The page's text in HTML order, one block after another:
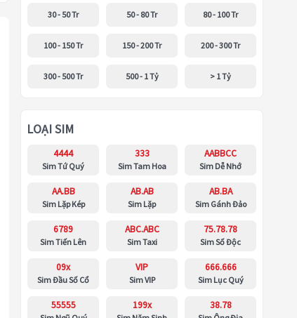
30 - 50 Tr 50 - 80 Tr 80 - 100 Tr
100 - 150 Tr 150 - 200 Tr 200 - 300 Tr
300 - 500 Tr 500 - 1 Tỷ > 1 Tỷ
LOẠI SIM
4444
Sim Tứ Quý
333
Sim Tam Hoa
AABBCC
Sim Dễ Nhớ
AA.BB
Sim Lặp Kép
AB.AB
Sim Lặp
AB.BA
Sim Gánh Đảo
6789
Sim Tiến Lên
ABC.ABC
Sim Taxi
75.78.78
Sim Số Độc
09x
Sim Đầu Số Cổ
VIP
Sim VIP
666.666
Sim Lục Quý
55555 199x 38.78